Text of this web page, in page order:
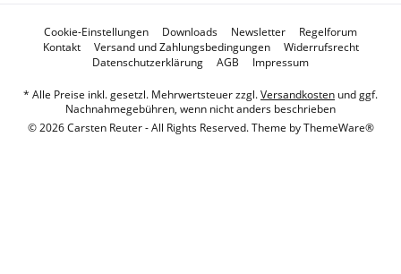
Cookie-Einstellungen Downloads Newsletter
Regelforum
Kontakt
Versand und Zahlungsbedingungen
Widerrufsrecht
Datenschutzerklärung
AGB Impressum
* Alle Preise inkl. gesetzl. Mehrwertsteuer zzgl.Versandkosten und ggf.
Nachnahmegebühren, wenn nicht anders beschrieben
© 2026 Carsten Reuter - All Rights Reserved. Theme byThemeWare®